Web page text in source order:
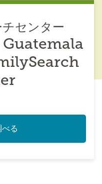
センター
る